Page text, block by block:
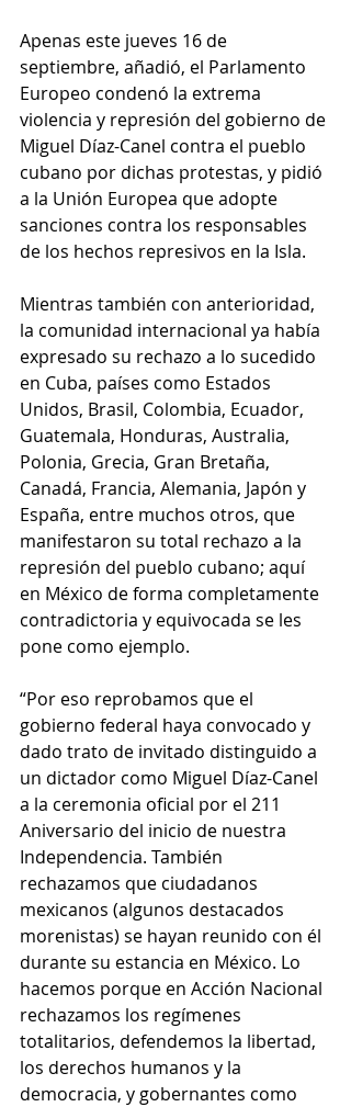
Apenas este jueves 16 de
septiembre, añadió, el Parlamento
Europeo condenó la extrema
violencia y represión del gobierno de
Miguel Díaz-Canel contra el pueblo
cubano por dichas protestas, y pidió
a la Unión Europea que adopte
sanciones contra los responsables
de los hechos represivos en la Isla.
Mientras también con anterioridad,
la comunidad internacional ya había
expresado su rechazo a lo sucedido
en Cuba, países como Estados
Unidos, Brasil, Colombia, Ecuador,
Guatemala, Honduras, Australia,
Polonia, Grecia, Gran Bretaña,
Canadá, Francia, Alemania, Japón y
España, entre muchos otros, que
manifestaron su total rechazo a la
represión del pueblo cubano; aquí
en México de forma completamente
contradictoria y equivocada se les
pone como ejemplo.
“Por eso reprobamos que el
gobierno federal haya convocado y
dado trato de invitado distinguido a
un dictador como Miguel Díaz-Canel
a la ceremonia oficial por el 211
Aniversario del inicio de nuestra
Independencia. También
rechazamos que ciudadanos
mexicanos (algunos destacados
morenistas) se hayan reunido con él
durante su estancia en México. Lo
hacemos porque en Acción Nacional
rechazamos los regímenes
totalitarios, defendemos la libertad,
los derechos humanos y la
democracia, y gobernantes como